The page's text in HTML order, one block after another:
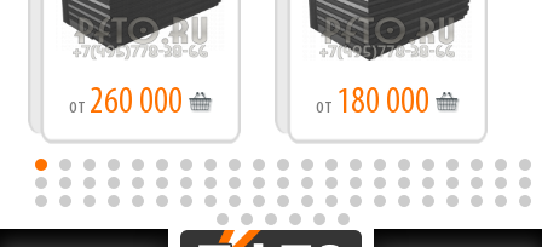
от 260 000 от 180 000